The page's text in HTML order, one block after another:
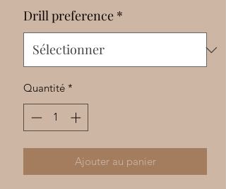
Drill preference *
Quantité *
Ajouter au panier